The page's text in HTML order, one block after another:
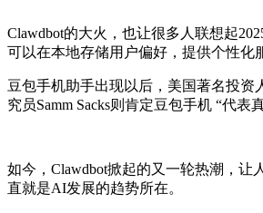
Clawdbot的大火，也让很多人联想起
可以在本地存储用户偏好，提供个性化
豆包手机助手出现以后，美国著名投资
究员Samm Sacks则肯定豆包手机 “代表
如今，Clawdbot掀起的又一轮热潮，
直就是AI发展的趋势所在。